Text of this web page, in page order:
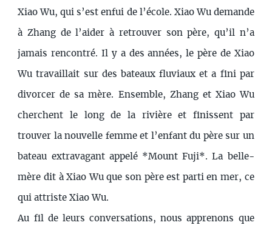
Xiao Wu, qui s’est enfui de l’école. Xiao Wu demande
à Zhang de l’aider à retrouver son père, qu’il n’a
jamais rencontré. Il y a des années, le père de Xiao
Wu travaillait sur des bateaux fluviaux et a fini par
divorcer de sa mère. Ensemble, Zhang et Xiao Wu
cherchent le long de la rivière et finissent par
trouver la nouvelle femme et l’enfant du père sur un
bateau extravagant appelé *Mount Fuji*. La belle-
mère dit à Xiao Wu que son père est parti en mer, ce
qui attriste Xiao Wu.
Au fil de leurs conversations, nous apprenons que